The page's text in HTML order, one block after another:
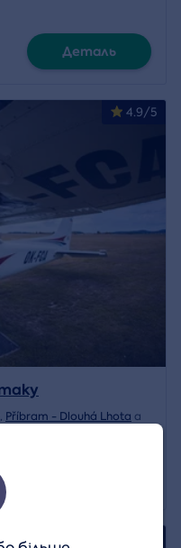
Деталь
4.9/5
, Příbram - Dlouhá Lhota a